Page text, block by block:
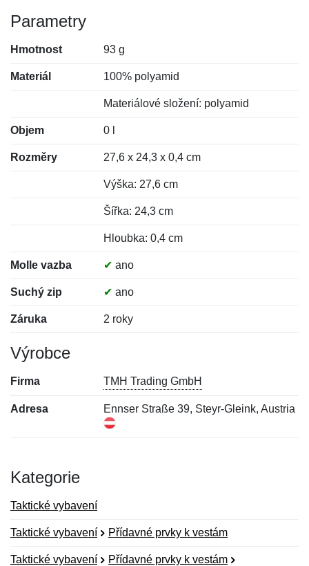
Parametry
Hmotnost 93 g
Materiál 100% polyamid
Materiálové složení: polyamid
Objem 0 l
Rozměry 27,6 x 24,3 x 0,4 cm
Výška: 27,6 cm
Šířka: 24,3 cm
Hloubka: 0,4 cm
Molle vazba ✔ ano
Suchý zip ✔ ano
Záruka 2 roky
Výrobce
Firma TMH Trading GmbH
Adresa Ennser Straße 39, Steyr-Gleink, Austria
Kategorie
Taktické vybavení
Taktické vybavení Přídavné prvky k vestám
Taktické vybavení
Přídavné prvky k vestám